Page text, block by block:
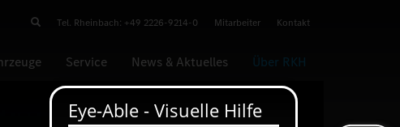
Tel. Rheinbach: +49 2226-9214-0 Mitarbeiter Kontakt
Service News & Aktuelles Über RKH